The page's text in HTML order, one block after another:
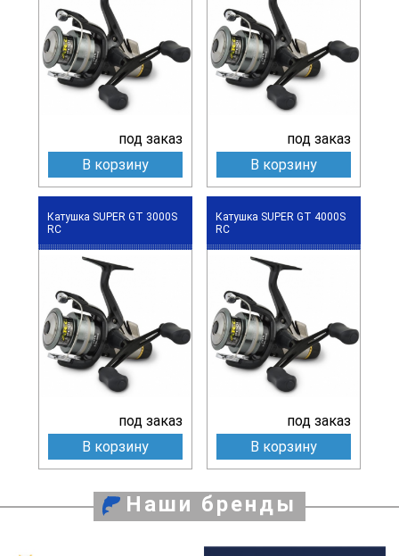
под заказ
В корзину
под заказ
В корзину
Катушка SUPER GT 3000S
RC
под заказ
В корзину
Катушка SUPER GT 4000S
RC
под заказ
В корзину
Наши бренды